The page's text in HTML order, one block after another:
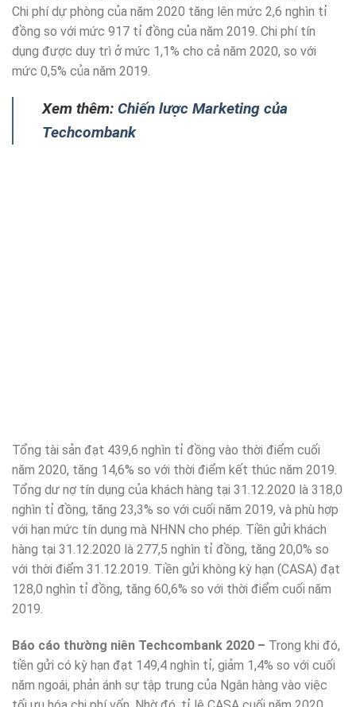
Chi phí dự phòng của năm 2020 tăng lên mức 2,6 nghìn tỉ
đồng so với mức 917 tỉ đồng của năm 2019. Chi phí tín
dụng được duy trì ở mức 1,1% cho cả năm 2020, so với
mức 0,5% của năm 2019.
Xem thêm: Chiến lược Marketing của
Techcombank
Tổng tài sản đạt 439,6 nghìn tỉ đồng vào thời điểm cuối
năm 2020, tăng 14,6% so với thời điểm kết thúc năm 2019.
Tổng dư nợ tín dụng của khách hàng tại 31.12.2020 là 318,0
nghìn tỉ đồng, tăng 23,3% so với cuối năm 2019, và phù hợp
với hạn mức tín dụng mà NHNN cho phép. Tiền gửi khách
hàng tại 31.12.2020 là 277,5 nghìn tỉ đồng, tăng 20,0% so
với thời điểm 31.12.2019. Tiền gửi không kỳ hạn (CASA) đạt
128,0 nghìn tỉ đồng, tăng 60,6% so với thời điểm cuối năm
2019.
Báo cáo thường niên Techcombank 2020 – Trong khi đó,
tiền gửi có kỳ hạn đạt 149,4 nghìn tỉ, giảm 1,4% so với cuối
năm ngoái, phản ánh sự tập trung của Ngân hàng vào việc